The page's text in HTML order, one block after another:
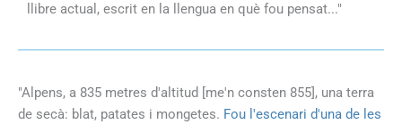
llibre actual, escrit en la llengua en què fou pensat..."
"Alpens, a 835 metres d'altitud [me'n consten 855], una terra
de secà: blat, patates i mongetes. Fou l'escenari d'una de les